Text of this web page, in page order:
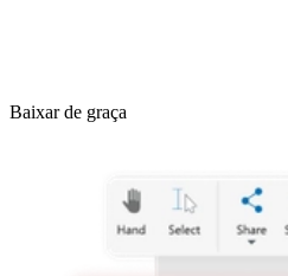
Baixar de graça